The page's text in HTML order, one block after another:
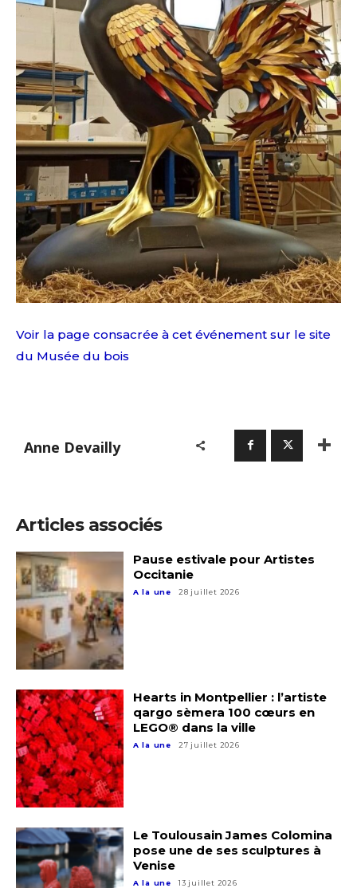
Nom
Prénom
Statut / Organisation
* Champ obligatoire
Adresse email*
Nom
Prénom
Statut / Organisation
J'accepte lestermes et conditions
* Champ obligatoire
Voir la page consacrée à cet événement sur le site
du Musée du bois
Anne Devailly
Articles associés
Pause estivale pour Artistes
Occitanie
A la une 28 juillet 2026
Hearts in Montpellier : l’artiste
qargo sèmera 100 cœurs en
LEGO® dans la ville
A la une 27 juillet 2026
Le Toulousain James Colomina
pose une de ses sculptures à
Venise
A la une 13 juillet 2026